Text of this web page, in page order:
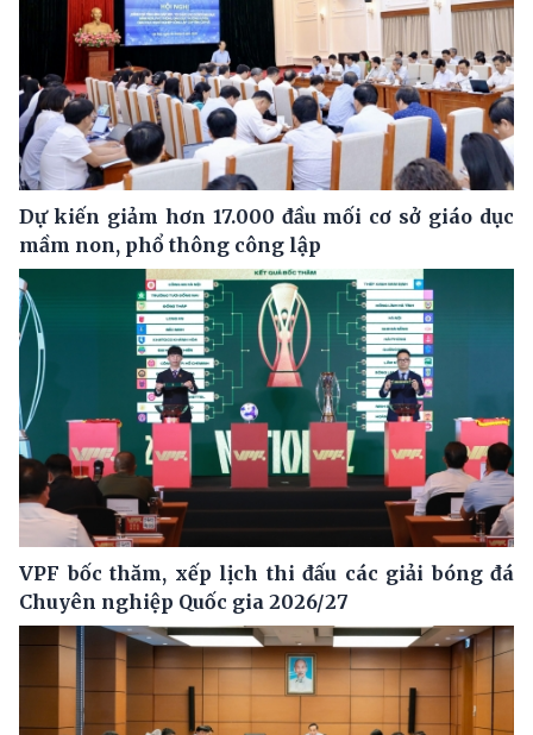
Dự kiến giảm hơn 17.000 đầu mối cơ sở giáo dục
mầm non, phổ thông công lập
VPF bốc thăm, xếp lịch thi đấu các giải bóng đá
Chuyên nghiệp Quốc gia 2026/27